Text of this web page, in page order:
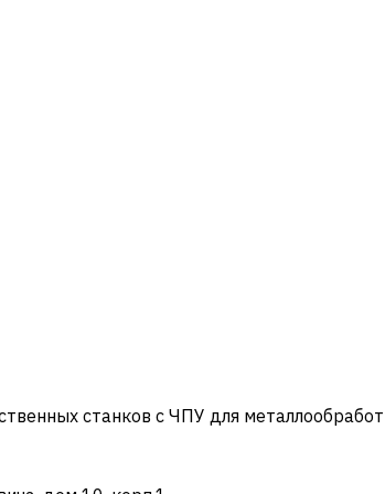
станков с ЧПУ для